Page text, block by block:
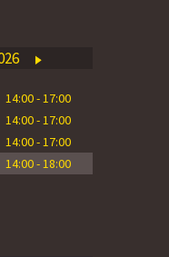
14:00 - 17:00
14:00 - 17:00
14:00 - 17:00
14:00 - 18:00